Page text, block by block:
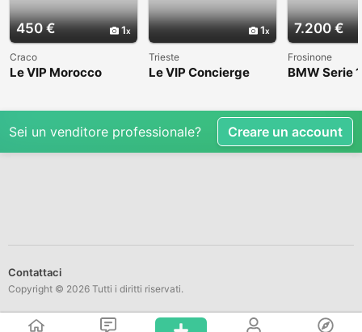
450 € 1
Craco
Le VIP Morocco
1
Trieste
Le VIP Concierge
7.200 €
Frosinone
BMW Serie
Sei un venditore professionale? Creare un account
Contattaci
Copyright © 2026 Tutti i diritti riservati.